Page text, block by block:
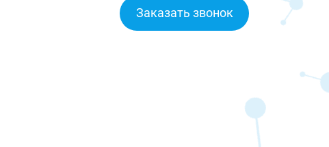
Заказать звонок